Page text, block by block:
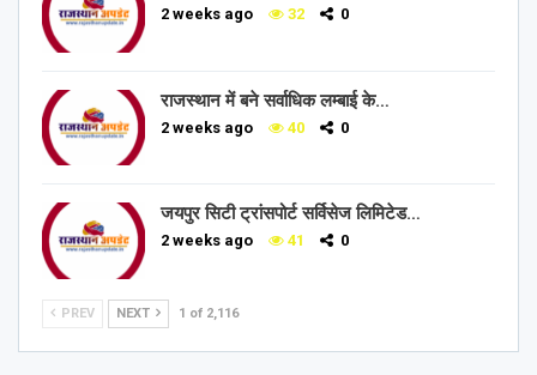
2 weeks ago 32 0
राजस्थान में बने सर्वाधिक लम्बाई के…
2 weeks ago 40 0
जयपुर सिटी ट्रांसपोर्ट सर्विसेज लिमिटेड…
2 weeks ago 41 0
PREV NEXT 1 of 2,116